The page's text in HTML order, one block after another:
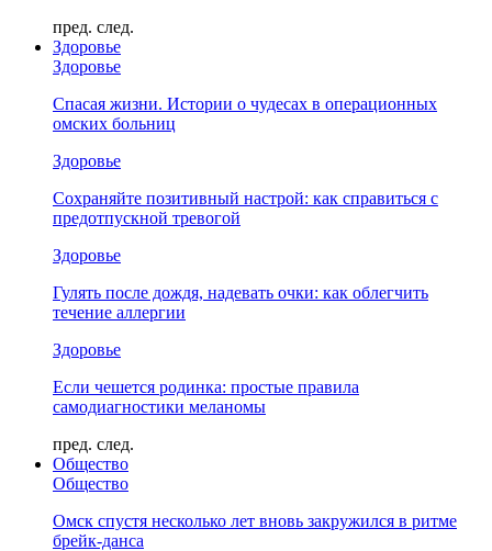
пред. след.
Здоровье
Здоровье
Спасая жизни. Истории о чудесах в операционных
омских больниц
Здоровье
Сохраняйте позитивный настрой: как справиться с
предотпускной тревогой
Здоровье
Гулять после дождя, надевать очки: как облегчить
течение аллергии
Здоровье
Если чешется родинка: простые правила
самодиагностики меланомы
пред. след.
Общество
Общество
Омск спустя несколько лет вновь закружился в ритме
брейк-данса